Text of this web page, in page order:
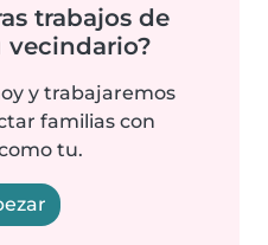
trabajos de
vecindario?
y trabajaremos
familias con
tu.